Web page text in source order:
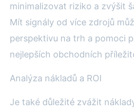
minimalizovat riziko a zvýšit
Mít signály od více zdrojů
perspektivu na trh a pomoci
nejlepších obchodních
Analýza nákladů a ROI
Je také důležité zvážit